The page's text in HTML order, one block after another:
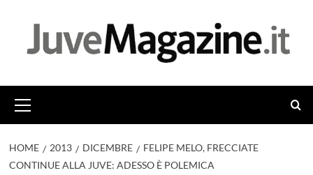
principale
HOME 2013 DICEMBRE
FELIPE MELO, FRECCIATE
CONTINUE ALLA JUVE: ADESSO È POLEMICA